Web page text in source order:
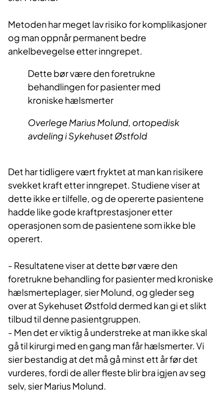
Metoden har meget lav risiko for komplikasjoner
og man oppnår permanent bedre
ankelbevegelse etter inngrepet.
Dette bør være den foretrukne
behandlingen for pasienter med
kroniske hælsmerter
Overlege Marius Molund, ortopedisk
avdeling i Sykehuset Østfold
Det har tidligere vært fryktet at man kan risikere
svekket kraft etter inngrepet. Studiene viser at
dette ikke er tilfelle, og de opererte pasientene
hadde like gode kraftprestasjoner etter
operasjonen som de pasientene som ikke ble
operert.
- Resultatene viser at dette bør være den
foretrukne behandling for pasienter med kroniske
hælsmerteplager, sier Molund, og gleder seg
over at Sykehuset Østfold dermed kan gi et slikt
tilbud til denne pasientgruppen.
- Men det er viktig å understreke at man ikke skal
gå til kirurgi med en gang man får hælsmerter. Vi
sier bestandig at det må gå minst ett år før det
vurderes, fordi de aller fleste blir bra igjen av seg
selv, sier Marius Molund.